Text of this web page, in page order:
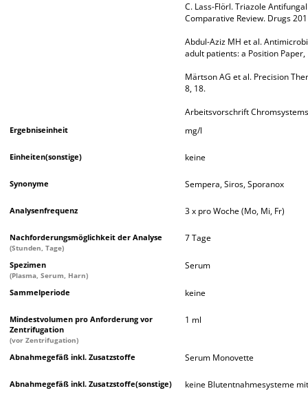
C. Lass-Flörl. Triazole
Comparative Review. Drugs
Abdul-Aziz MH et al.
adult patients: a Position
Märtson AG et al. Precision
8, 18.
Arbeitsvorschrift Chromsystems
Ergebniseinheit mg/l
Einheiten(sonstige) keine
Synonyme Sempera, Siros, Sporanox
Analysenfrequenz 3 x pro Woche (Mo, Mi, Fr)
Nachforderungsmöglichkeit der Analyse
(Stunden, Tage)
7 Tage
Spezimen
(Plasma, Serum, Harn)
Serum
Sammelperiode keine
Mindestvolumen pro Anforderung vor
Zentrifugation
(vor Zentrifugation)
1 ml
Abnahmegefäß inkl. Zusatzstoffe Serum Monovette
Abnahmegefäß inkl. Zusatzstoffe(sonstige) keine Blutentnahmesysteme